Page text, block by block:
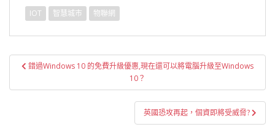
IOT 智慧城市 物聯網
文
導
錯過Windows 10 的免費升級優惠,現在還可以將電腦升級至Windows
10？
英國恐攻再起，個資即將受威脅?